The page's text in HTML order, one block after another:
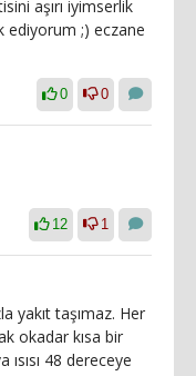
aşırı iyimserlik
ediyorum ;) eczane
0 0
12 1
yakıt taşımaz. Her
okadar kısa bir
48 dereceye